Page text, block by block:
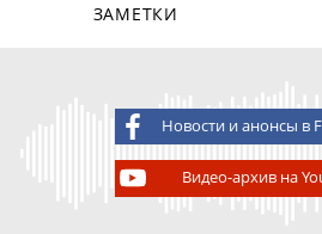
ЗАМЕТКИ
Новости и анонсы в
Видео-архив на